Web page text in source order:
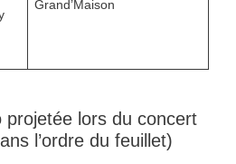
Grand’Maison
projetée lors du concert
l’ordre du feuillet)